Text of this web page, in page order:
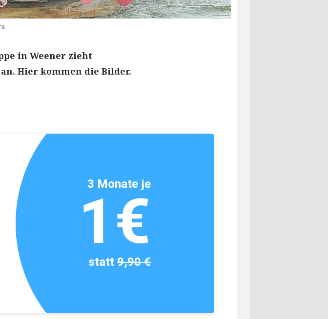
in Weener zieht
Hier kommen die Bilder.
3 Monate je
1€
statt9,90 €